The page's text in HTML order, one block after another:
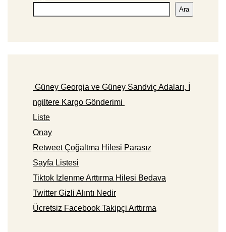
Ara
Güney Georgia ve Güney Sandviç Adaları, İ
ngiltere Kargo Gönderimi
Liste
Onay
Retweet Çoğaltma Hilesi Parasız
Sayfa Listesi
Tiktok Izlenme Arttırma Hilesi Bedava
Twitter Gizli Alıntı Nedir
Ücretsiz Facebook Takipçi Arttırma